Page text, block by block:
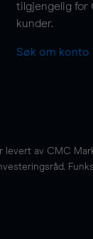
tilgjengelig for
kunder.
Søk om konto
levert av CMC